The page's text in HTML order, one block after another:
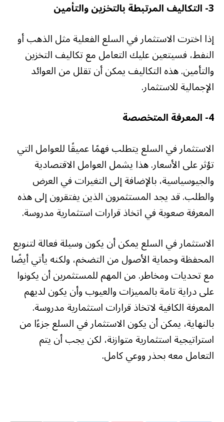
3- التكاليف المرتبطة بالتخزين والتأمين
إذا اخترت الاستثمار في السلع الفعلية مثل الذهب أو
النفط، فسيتعين عليك التعامل مع تكاليف التخزين
والتأمين. هذه التكاليف يمكن أن تقلل من العوائد
الإجمالية للاستثمار.
4- المعرفة المتخصصة
الاستثمار في السلع يتطلب فهمًا عميقًا للعوامل التي
تؤثر على الأسعار. هذا يشمل العوامل الاقتصادية
والجيوسياسية، بالإضافة إلى التغيرات في العرض
والطلب. قد يجد المستثمرون الذين يفتقرون إلى هذه
المعرفة صعوبة في اتخاذ قرارات استثمارية مدروسة.
الاستثمار في السلع يمكن أن يكون وسيلة فعالة لتنويع
المحفظة وحماية الأصول من التضخم، ولكنه يأتي أيضًا
مع تحديات ومخاطر. من المهم للمستثمرين أن يكونوا
على دراية تامة بالمميزات والعيوب وأن يكون لديهم
المعرفة الكافية لاتخاذ قرارات استثمارية مدروسة.
بالنهاية، يمكن أن يكون الاستثمار في السلع جزءًا من
استراتيجية استثمارية متوازنة، لكن يجب أن يتم
التعامل معه بحذر ووعي كامل.